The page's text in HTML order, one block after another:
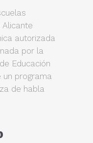
Alicante
autorizada
por la
Educación
un programa
de habla